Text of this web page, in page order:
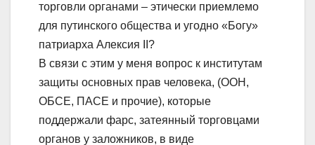
торговли органами – этически приемлемо
для путинского общества и угодно «Богу»
патриарха Алексия II?
В связи с этим у меня вопрос к институтам
защиты основных прав человека, (ООН,
ОБСЕ, ПАСЕ и прочие), которые
поддержали фарс, затеянный торговцами
органов у заложников, в виде